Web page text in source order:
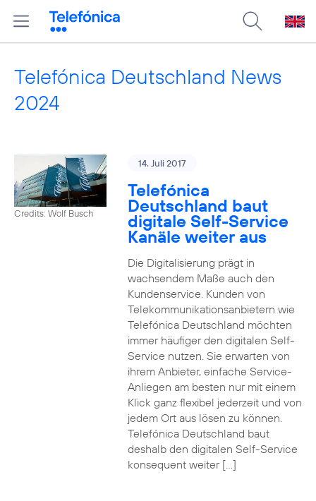
Telefónica Deutschland News
2024
Credits: Wolf Busch
14. Juli 2017
Telefónica
Deutschland baut
digitale Self-Service
Kanäle weiter aus
Die Digitalisierung prägt in
wachsendem Maße auch den
Kundenservice. Kunden von
Telekommunikationsanbietern wie
Telefónica Deutschland möchten
immer häufiger den digitalen Self-
Service nutzen. Sie erwarten von
ihrem Anbieter, einfache Service-
Anliegen am besten nur mit einem
Klick ganz flexibel jederzeit und von
jedem Ort aus lösen zu können.
Telefónica Deutschland baut
deshalb den digitalen Self-Service
konsequent weiter […]